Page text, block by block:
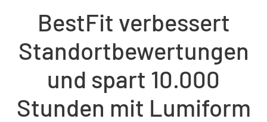
BestFit verbessert
Standortbewertungen
und spart 10.000
Stunden mit Lumiform